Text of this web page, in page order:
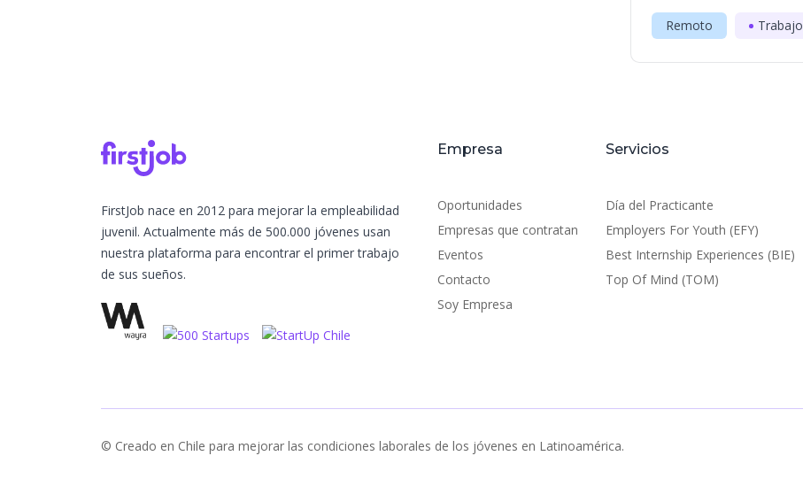
Remoto Trabajo
FirstJob nace en 2012 para mejorar la empleabilidad
juvenil. Actualmente más de 500.000 jóvenes usan
nuestra plataforma para encontrar el primer trabajo
de sus sueños.
Empresa
Oportunidades
Empresas que contratan
Eventos
Contacto
Soy Empresa
Servicios
Día del Practicante
Employers For Youth (EFY)
Best Internship Experiences (BIE)
Top Of Mind (TOM)
© Creado en Chile para mejorar las condiciones laborales de los jóvenes en Latinoamérica.